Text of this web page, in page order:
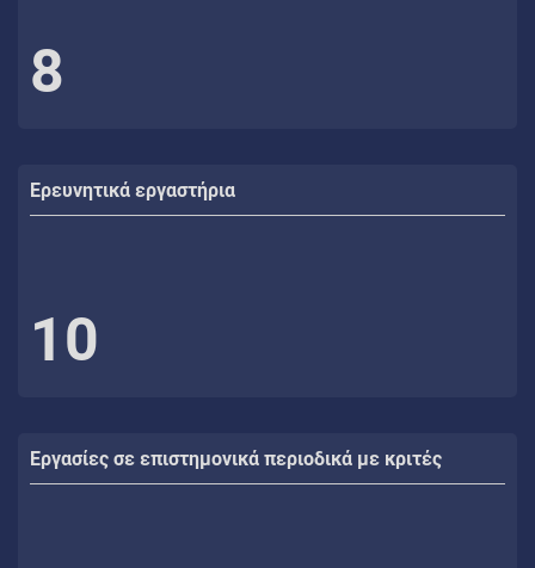
8
Ερευνητικά εργαστήρια
10
Εργασίες σε επιστημονικά περιοδικά με κριτές